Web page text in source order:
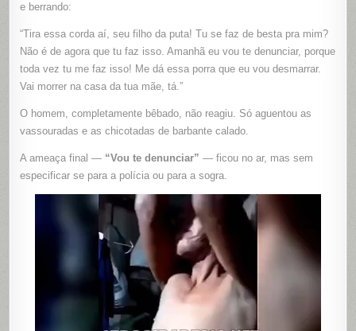
e berrando:
“Tira essa corda aí, seu filho da puta! Tu se faz de besta pra mim?
Não é de agora que tu faz isso. Amanhã eu vou te denunciar, porque
toda vez tu me faz isso! Me dá essa porra que eu vou desmarrar.
Vai morrer na casa da tua mãe, tá.”
O homem, completamente bêbado, não reagiu. Só aguentou as
vassouradas e as chicotadas de barbante calado.
A ameaça final — “Vou te denunciar” — ficou no ar, mas sem
especificar se para a polícia ou para a sogra.